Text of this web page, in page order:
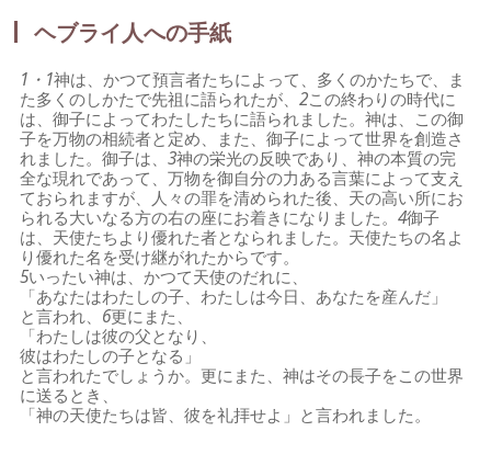
ヘブライ人への手紙
1・1神は、かつて預言者たちによって、多くのかたちで、ま
た多くのしかたで先祖に語られたが、2この終わりの時代に
は、御子によってわたしたちに語られました。神は、この御
子を万物の相続者と定め、また、御子によって世界を創造さ
れました。御子は、3神の栄光の反映であり、神の本質の完
全な現れであって、万物を御自分の力ある言葉によって支え
ておられますが、人々の罪を清められた後、天の高い所にお
られる大いなる方の右の座にお着きになりました。4御子
は、天使たちより優れた者となられました。天使たちの名よ
り優れた名を受け継がれたからです。
5いったい神は、かつて天使のだれに、
「あなたはわたしの子、わたしは今日、あなたを産んだ」
と言われ、 6更にまた、
「わたしは彼の父となり、
彼はわたしの子となる」
と言われたでしょうか。更にまた、神はその長子をこの世界
に送るとき、
「神の天使たちは皆、彼を礼拝せよ」と言われました。